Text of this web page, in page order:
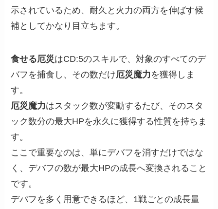
示されているため、耐久と火力の両方を伸ばす候
補としてかなり目立ちます。
食せる厄災はCD:5のスキルで、対象のすべてのデ
バフを捕食し、その数だけ厄災魔力 を獲得しま
す。
厄災魔力はスタック数が変動するたび、そのスタ
ック数分の最大HPを永久に獲得する性質を持ちま
す。
ここで重要なのは、単にデバフを消すだけではな
く、デバフの数が最大HPの成長へ変換されること
です。
デバフを多く用意できるほど、1戦ごとの成長量